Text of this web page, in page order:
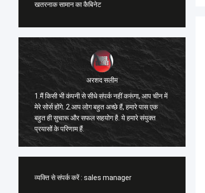
खतरनाक सामान का कैबिनेट
अरशद सलीम
1.मैं किसी भी कंपनी से सीधे संपर्क नहीं करूंगा, आप चीन में
मेरे सोर्स होंगे. 2.आप लोग बहुत अच्छे हैं, हमारे पास एक
बहुत ही सुचारू और सफल सहयोग है. ये हमारे संयुक्त
प्रयासों के परिणाम हैं.
व्यक्ति से संपर्क करें : sales manager